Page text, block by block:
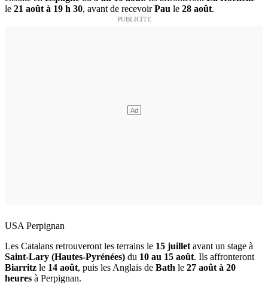
le 21 août à 19 h 30, avant de recevoirPau le 28 août.
USA Perpignan
Les Catalans retrouveront les terrains le 15 juilletavant un stage à
Saint-Lary (Hautes-Pyrénées) du 10 au 15 août. Ils affronteront
Biarritz le 14 août, puis les Anglais de Bath le 27 août à 20
heures à Perpignan.